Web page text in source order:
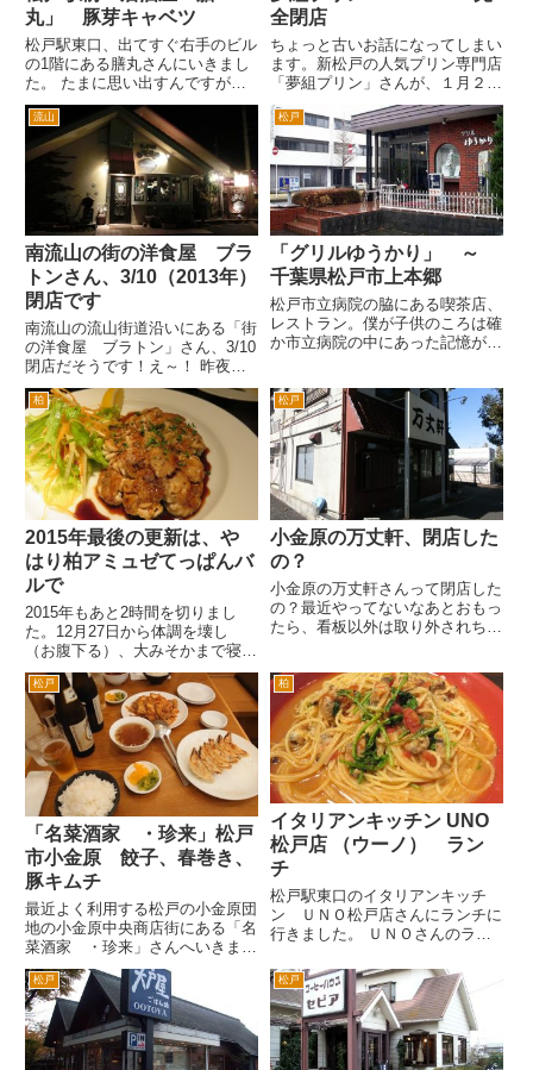
丸」 豚芽キャベツ
松戸駅東口、出てすぐ右手のビル
の1階にある膳丸さんにいきまし
た。 たまに思い出すんですが、
このビルって名前忘れたけど家電
量販店だったんですよね。 僕
が小学生の頃だったから・・・
40年以上前。そのころからある
んだな。 キノコサラダ・・・
全閉店
ちょっと古いお話になってしまい
ます。新松戸の人気プリン専門店
「夢組プリン」さんが、１月２０
日をもって完全閉店しました。
当日は、ちょっと所用があって午
後２時頃店舗に行ってみました。
遠目に並んでいる様子もないし、
昨今は、以前みたいな行列にな
る...
流山
南流山の街の洋食屋 ブラ
トンさん、3/10（2013年）
閉店です
南流山の流山街道沿いにある「街
の洋食屋 ブラトン」さん、3/10
閉店だそうです！え～！ 昨夜ブ
ラトンさんにいってみたら、入り
口に張り紙があった。びっくり。
家庭的な洋食をリーズナブルな価
格で食べられるお店だったんだ
が。残念だなあ。 以前は店...
松戸
「グリルゆうかり」 ～
千葉県松戸市上本郷
松戸市立病院の脇にある喫茶店、
レストラン。僕が子供のころは確
か市立病院の中にあった記憶があ
隈は、大きな病院があるためお見
舞いの人や入院の方などが利用す
るのか喫茶店が多いです。最初
は...
柏
2015年最後の更新は、や
はり柏アミュゼてっぱんバ
ルで
2015年もあと2時間を切りまし
た。12月27日から体調を壊し
（お腹下る）、大みそかまで寝て
いました。さすがに最終日はお世
話になったお宅に最後のご挨拶を
して帰宅。 ブログも更新しと
こうかと。2015年一番お世話に
なったと思われる柏のアミュ...
松戸
小金原の万丈軒、閉店した
の？
小金原の万丈軒さんって閉店した
の？最近やってないなあとおもっ
たら、看板以外は取り外されちゃ
じです。 ここのゴマ辛つけ麺
は、結構すきだったんですけどね
え。お客様もしっかり入っていた
し...
松戸
「名菜酒家 ・珍来」松戸
市小金原 餃子、春巻き、
豚キムチ
最近よく利用する松戸の小金原団
地の小金原中央商店街にある「名
菜酒家 ・珍来」さんへいきまし
た。小金原団地の中心のバス案内
所のある一角にあります。 ノ
ンアルコールビール。ゼロイチ。
春巻きを2本。先に春巻きをつま
みにいっぱい。 よく頼む焼き...
柏
イタリアンキッチン UNO
松戸店 （ウーノ） ラン
チ
松戸駅東口のイタリアンキッチ
ン ＵＮＯ松戸店さんにランチに
行きました。 ＵＮＯさんのラン
がないのがちょっと残念。 ナ
ポリタンとかミートソースとか。
そんなのイタリアにないというな
らば、アマトリチャーナとかカル
ボ...
松戸 松戸